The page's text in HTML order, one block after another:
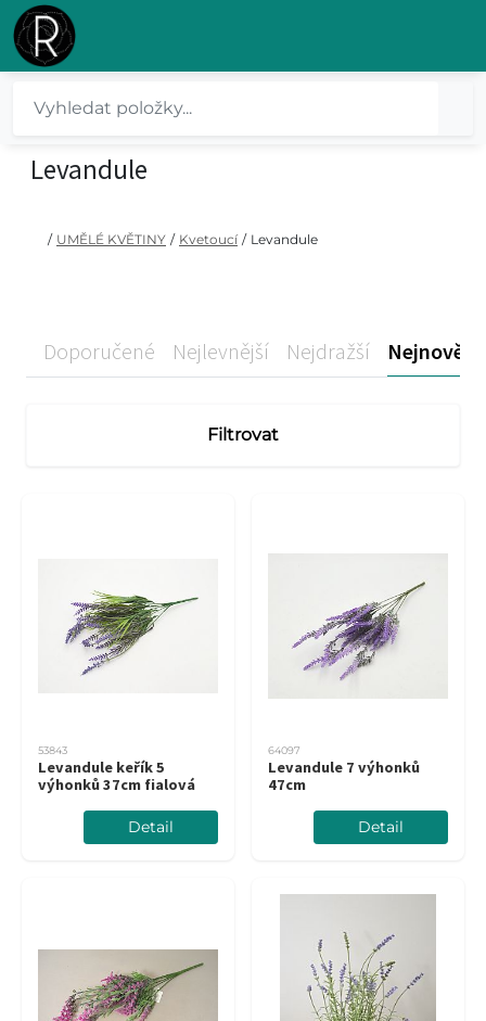
Levandule
/ UMĚLÉ KVĚTINY / Kvetoucí / Levandule
Doporučené Nejlevnější Nejdražší Nejnovější
Filtrovat
53843
Levandule keřík 5
výhonků 37cm fialová
Detail
64097
Levandule 7 výhonků
47cm
Detail